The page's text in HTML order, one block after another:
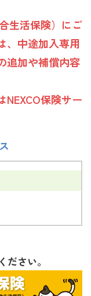
生活保険）にご
、中途加入専用
追加や補償内容
NEXCO保険サー
ださい。